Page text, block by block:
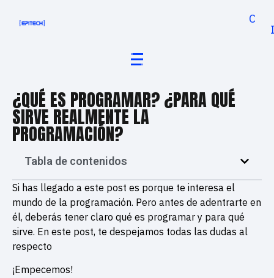
¿QUÉ ES PROGRAMAR? ¿PARA QUÉ
SIRVE REALMENTE LA
PROGRAMACIÓN?
Tabla de contenidos
Si has llegado a este post es porque te interesa el
mundo de la programación. Pero antes de adentrarte en
él, deberás tener claro qué es programar y para qué
sirve. En este post, te despejamos todas las dudas al
respecto
¡Empecemos!